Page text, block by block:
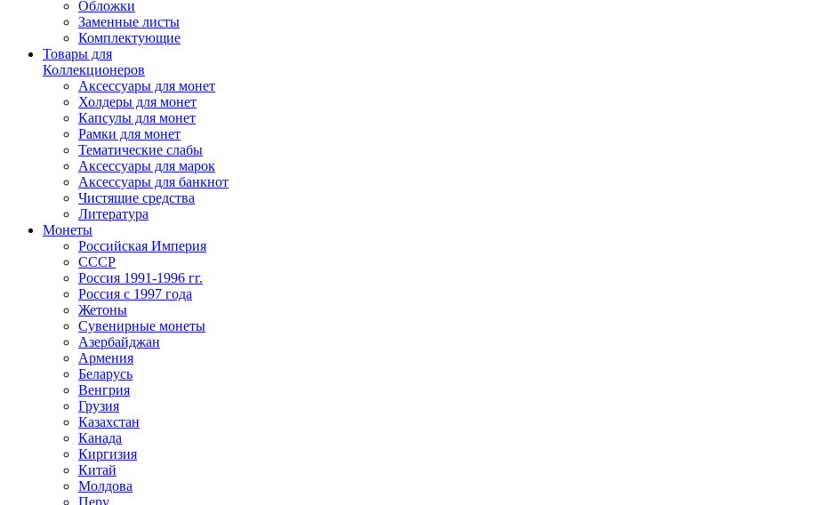
Обложки
Заменные листы
Комплектующие
Товары для
Коллекционеров
Аксессуары для монет
Холдеры для монет
Капсулы для монет
Рамки для монет
Тематические слабы
Аксессуары для марок
Аксессуары для банкнот
Чистящие средства
Литература
Монеты
Российская Империя
СССР
Россия 1991-1996 гг.
Россия с 1997 года
Жетоны
Сувенирные монеты
Азербайджан
Армения
Беларусь
Венгрия
Грузия
Казахстан
Канада
Киргизия
Китай
Молдова
Перу